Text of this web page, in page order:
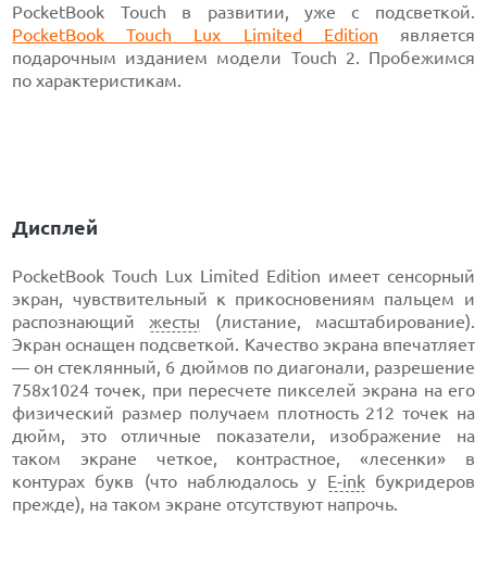
PocketBook Touch в развитии, уже с подсветкой.
PocketBook Touch Lux Limited Edition является
подарочным изданием модели Touch 2. Пробежимся
по характеристикам.
Дисплей
PocketBook Touch Lux Limited Edition имеет сенсорный
экран, чувствительный к прикосновениям пальцем и
распознающий жесты (листание, масштабирование).
Экран оснащен подсветкой. Качество экрана впечатляет
— он стеклянный, 6 дюймов по диагонали, разрешение
758х1024 точек, при пересчете пикселей экрана на его
физический размер получаем плотность 212 точек на
дюйм, это отличные показатели, изображение на
таком экране четкое, контрастное, «лесенки» в
контурах букв (что наблюдалось у E-inkбукридеров
прежде), на таком экране отсутствуют напрочь.